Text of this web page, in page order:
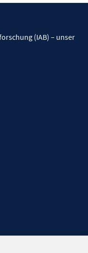
(IAB) – unser